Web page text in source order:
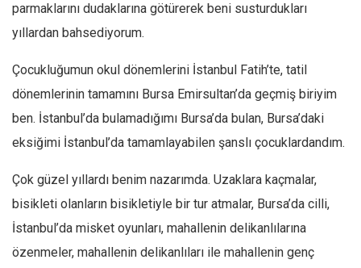
Manzara
Sağlık
Gıda-Beslenme
Hayat
Türkiye
Siyaset
Dünya
Avrupa
Asya
Afrika
parmaklarını dudaklarına götürerek beni susturdukları
yıllardan bahsediyorum.
Çocukluğumun okul dönemlerini İstanbul Fatih’te, tatil
dönemlerinin tamamını Bursa Emirsultan’da geçmiş biriyim
ben. İstanbul’da bulamadığımı Bursa’da bulan, Bursa’daki
eksiğimi İstanbul’da tamamlayabilen şanslı çocuklardandım.
Çok güzel yıllardı benim nazarımda. Uzaklara kaçmalar,
bisikleti olanların bisikletiyle bir tur atmalar, Bursa’da cilli,
İstanbul’da misket oyunları, mahallenin delikanlılarına
özenmeler, mahallenin delikanlıları ile mahallenin genç